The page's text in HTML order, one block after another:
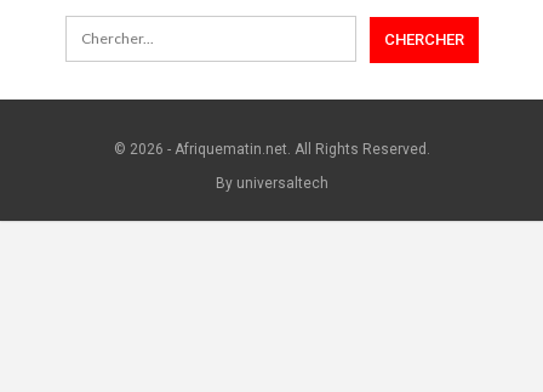
© 2026 - Afriquematin.net. All Rights Reserved.
By universaltech